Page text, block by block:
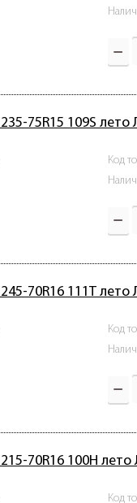
75R15 109S лето
Код
70R16 111T лето
Код
70R16 100H лето
Код